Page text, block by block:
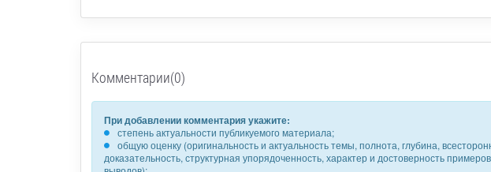
Комментарии(0)
При добавлении комментария укажите:
степень актуальности публикуемого материала;
общую оценку (оригинальность и актуальность темы, полнота, глубина,
доказательность, структурная упорядоченность, характер и достоверность